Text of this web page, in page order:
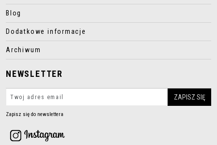
Blog
Dodatkowe informacje
Archiwum
NEWSLETTER
Zapisz się do newslettera